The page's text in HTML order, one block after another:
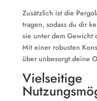
Zusätzlich ist die
tragen, sodass du dir
sie unter dem Gewicht
Mit einer robusten
über unbesorgt deine
Vielseitige